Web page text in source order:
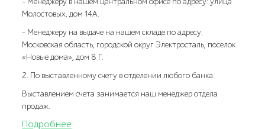
Молостовых, дом 14А.
- Менеджеру на выдаче на нашем складе по адресу:
Московская область, городской округ Электросталь, поселок
«Новые дома», дом 8 Г.
2. По выставленному счету в отделении любого банка.
Выставлением счета занимается наш менеджер отдела
продаж.
Подробнее